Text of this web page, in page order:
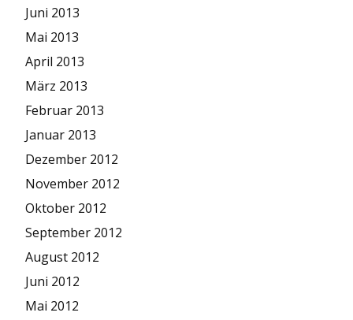
Juni 2013
Mai 2013
April 2013
März 2013
Februar 2013
Januar 2013
Dezember 2012
November 2012
Oktober 2012
September 2012
August 2012
Juni 2012
Mai 2012